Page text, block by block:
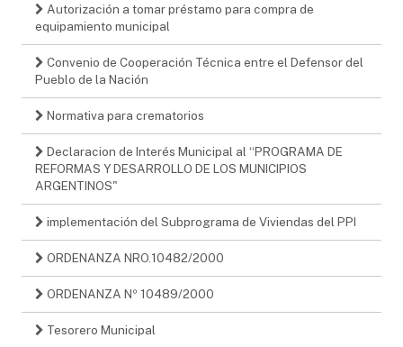
Autorización a tomar préstamo para compra de
equipamiento municipal
Convenio de Cooperación Técnica entre el Defensor del
Pueblo de la Nación
Normativa para crematorios
Declaracion de Interés Municipal al “PROGRAMA DE
REFORMAS Y DESARROLLO DE LOS MUNICIPIOS
ARGENTINOS"
implementación del Subprograma de Viviendas del PPI
ORDENANZA NRO.10482/2000
ORDENANZA Nº 10489/2000
Tesorero Municipal